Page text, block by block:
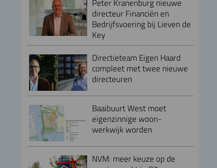
directeur Financiën en
Bedrijfsvoering bij Lieven de
Key
Directieteam Eigen Haard
compleet met twee nieuwe
directeuren
Baaibuurt West moet
eigenzinnige woon-
werkwijk worden
NVM: meer keuze op de